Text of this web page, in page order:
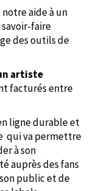
aide à un
faire
des outils de
artiste
facturés entre
ligne durable et
qui va permettre
à son
auprès des fans
public et de